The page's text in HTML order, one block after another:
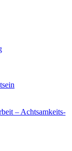
– Achtsamkeits-